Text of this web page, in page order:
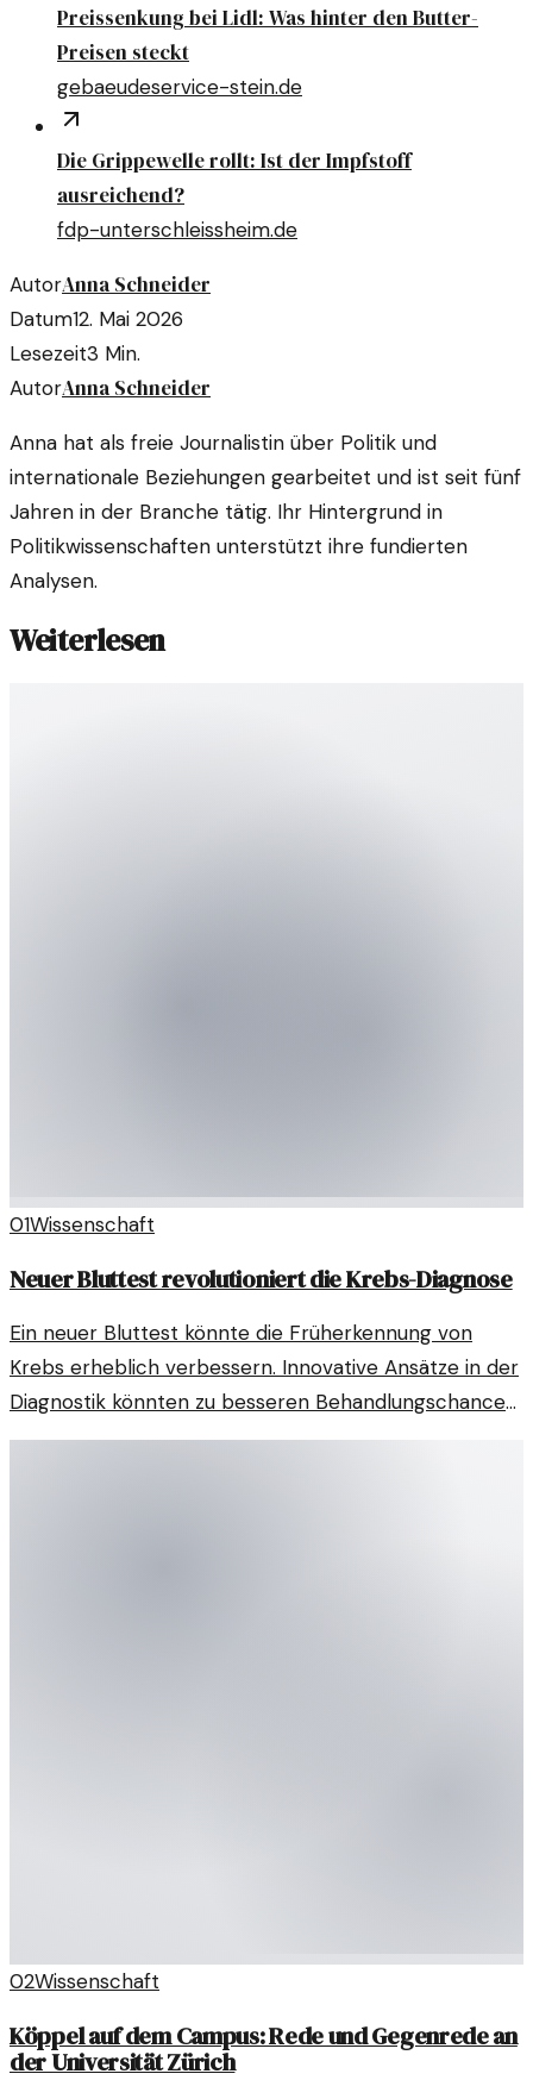
Preissenkung bei Lidl: Was hinter den Butter-
Preisen steckt
gebaeudeservice-stein.de
Die Grippewelle rollt: Ist der Impfstoff
ausreichend?
fdp-unterschleissheim.de
AutorAnna Schneider
Datum12. Mai 2026
Lesezeit3 Min.
AutorAnna Schneider
Anna hat als freie Journalistin über Politik und
internationale Beziehungen gearbeitet und ist seit fünf
Jahren in der Branche tätig. Ihr Hintergrund in
Politikwissenschaften unterstützt ihre fundierten
Analysen.
Weiterlesen
01Wissenschaft
Neuer Bluttest revolutioniert die Krebs-Diagnose
Ein neuer Bluttest könnte die Früherkennung von
Krebs erheblich verbessern. Innovative Ansätze in der
Diagnostik könnten zu besseren Behandlungschancen
führen.
02Wissenschaft
Köppel auf dem Campus: Rede und Gegenrede an
der Universität Zürich